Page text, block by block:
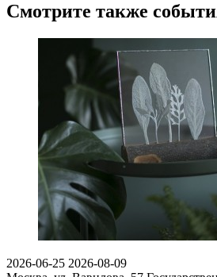
Смотрите также
2026-06-25 2026-08-09